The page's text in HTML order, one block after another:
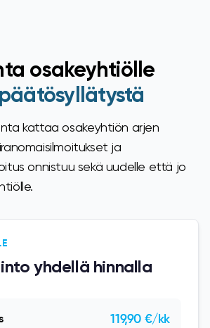
osakeyhtiölle
kattaa osakeyhtiön arjen
ja
onnistuu sekä uudelle että jo
yhdellä hinnalla
119,90 €/kk